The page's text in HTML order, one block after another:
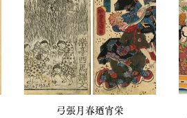
弓張月春廼宵栄